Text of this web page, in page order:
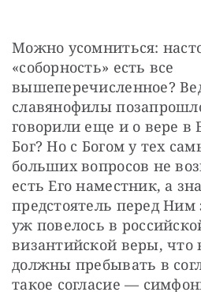
Можно усомниться:
«соборность» есть все
вышеперечисленное?
славянофилы
говорили еще и о вере в
Бог? Но с Богом у тех
больших вопросов не
есть Его наместник, а
предстоятель перед Ним
уж повелось в
византийской веры, что
должны пребывать в
такое согласие —